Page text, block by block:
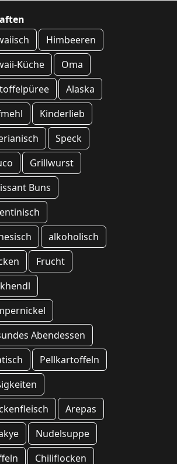
Himbeeren
Küche
Oma
Alaska
Kinderlieb
Speck
Grillwurst
Buns
alkoholisch
Frucht
Abendessen
Pellkartoffeln
Arepas
Nudelsuppe
Chiliflocken